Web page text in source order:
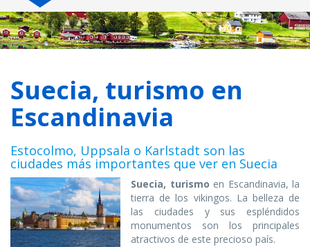
Suecia, turismo en
Escandinavia
Estocolmo, Uppsala o Karlstadt son las
ciudades más importantes que ver en Suecia
Suecia, turismo en Escandinavia, la
tierra de los vikingos. La belleza de
las ciudades y sus espléndidos
monumentos son los principales
atractivos de este precioso país.